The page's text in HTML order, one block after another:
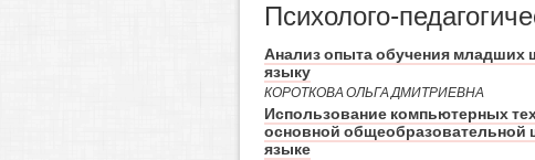
Психолого-
Анализ опыта обучения младших
языку
КОРОТКОВА ОЛЬГА ДМИТРИЕВНА
Использование компьютерных
основной общеобразовательной
языке